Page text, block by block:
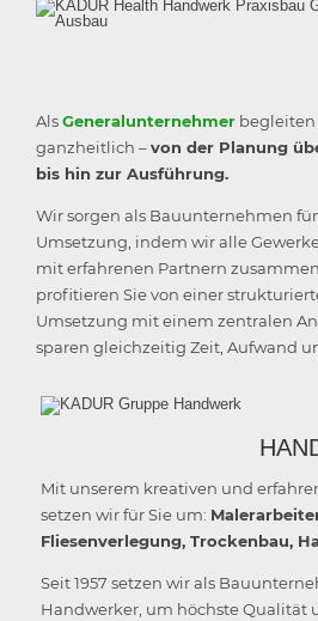
AlsGeneralunternehmer begleiten
ganzheitlich –von der Planung
bis hin zur Ausführung.
Wir sorgen als Bauunternehmen
Umsetzung, indem wir alle
mit erfahrenen Partnern
profitieren Sie von einer
Umsetzung mit einem zentralen
sparen gleichzeitig Zeit, Aufwand
Mit unserem kreativen und
setzen wir für Sie um:
Fliesenverlegung, Trockenbau,
Seit 1957 setzen wir als
Handwerker, um höchste Qualität